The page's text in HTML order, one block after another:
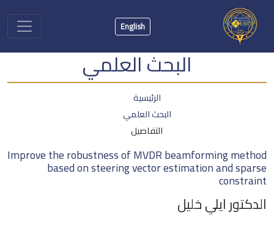
English
البحث العلمي
الرئيسية
البحث العلمي
التفاصيل
Improve the robustness of MVDR beamforming method
based on steering vector estimation and sparse
constraint
الدكتور ايلي خليل